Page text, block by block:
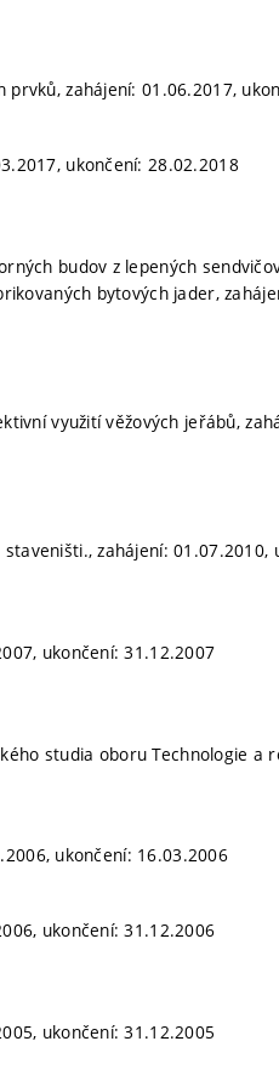
zahájení: 01.06.2017,
ukončení: 28.02.2018
budov z lepených
bytových jader,
využití věžových jeřábů,
zahájení: 01.07.2010,
ukončení: 31.12.2007
studia oboru Technologie a
ukončení: 16.03.2006
ukončení: 31.12.2006
ukončení: 31.12.2005